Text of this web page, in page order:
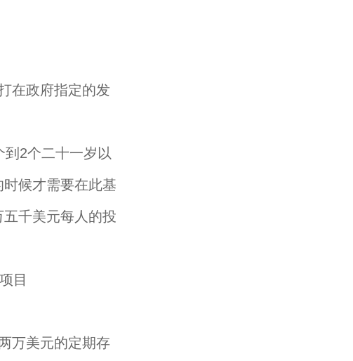
在政府指定的发
2个二十一岁以
候才需要在此基
千美元每人的投
目
万美元的定期存